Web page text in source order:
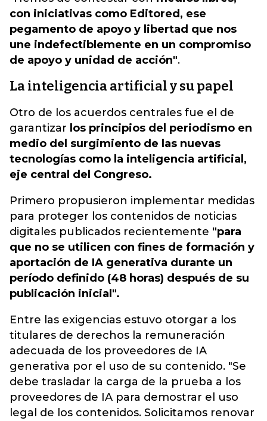
con iniciativas como Editored, ese
pegamento de apoyo y libertad que nos
une indefectiblemente en un compromiso
de apoyo y unidad de acción".
La inteligencia artificial y su papel
Otro de los acuerdos centrales fue el de
garantizar los principios del periodismo en
medio del surgimiento de las nuevas
tecnologías como la inteligencia artificial,
eje central del Congreso.
Primero propusieron implementar medidas
para proteger los contenidos de noticias
digitales publicados recientemente "para
que no se utilicen con fines de formación y
aportación de IA generativa durante un
período definido (48 horas) después de su
publicación inicial".
Entre las exigencias estuvo otorgar a los
titulares de derechos la remuneración
adecuada de los proveedores de IA
generativa por el uso de su contenido. "Se
debe trasladar la carga de la prueba a los
proveedores de IA para demostrar el uso
legal de los contenidos. Solicitamos renovar